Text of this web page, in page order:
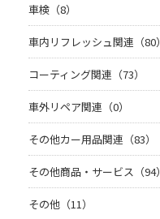
車検（8）
車内リフレッシュ関連（80）
コーティング関連（73）
車外リペア関連（0）
その他カー用品関連（83）
その他商品・サービス（94）
その他（11）